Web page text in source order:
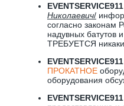
Николаевич/
согласно законам
надувных батутов
ТРЕБУЕТСЯ
EVENTSERVICE911
ПРОКАТНОЕ
оборудования
EVENTSERVICE911